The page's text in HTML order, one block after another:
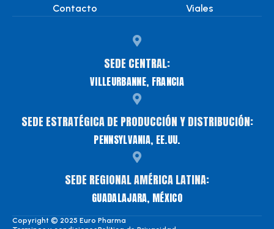
Contacto Viales
SEDE CENTRAL:
VILLEURBANNE, FRANCIA
SEDE ESTRATÉGICA DE PRODUCCIÓN Y DISTRIBUCIÓN:
PENNSYLVANIA, EE.UU.
SEDE REGIONAL AMÉRICA LATINA:
GUADALAJARA, MÉXICO
Copyright © 2025 Euro Pharma